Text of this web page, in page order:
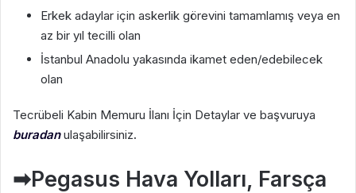
Erkek adaylar için askerlik görevini tamamlamış veya en
az bir yıl tecilli olan
İstanbul Anadolu yakasında ikamet eden/edebilecek
olan
Tecrübeli Kabin Memuru İlanı İçin Detaylar ve başvuruya
buradan ulaşabilirsiniz.
➡Pegasus Hava Yolları, Farsça